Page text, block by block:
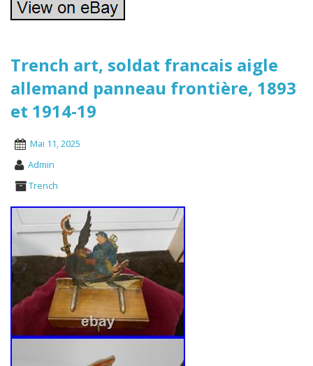
Trench art, soldat francais aigle
allemand panneau frontière, 1893
et 1914-19
Mai 11, 2025
Admin
Trench